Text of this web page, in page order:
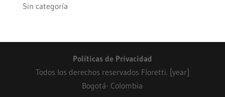
Sin categoría
Políticas de Privacidad
Todos los derechos reservados Floretti. [year]
Bogotá- Colombia